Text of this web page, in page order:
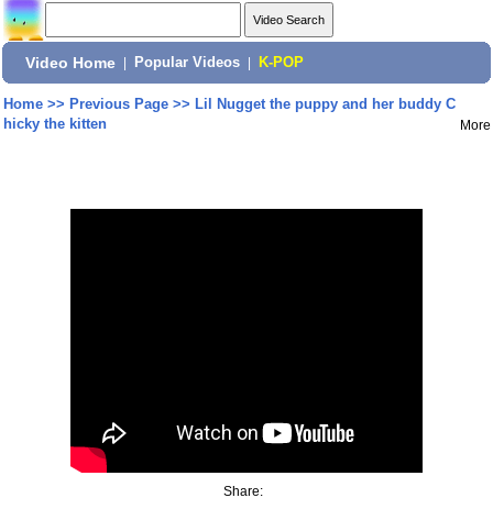
Video Home Popular Videos K-POP
Home>> Previous Page>> Lil Nugget the puppy and her buddy C
hicky the kitten
More
Share: